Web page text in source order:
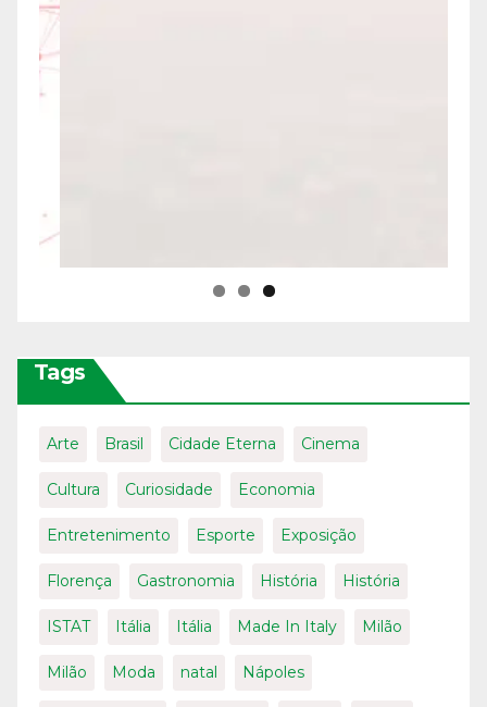
Tags
Arte Brasil Cidade Eterna Cinema
Cultura Curiosidade Economia
Entretenimento Esporte Exposição
Florença Gastronomia História História
ISTAT Itália Itália Made In Italy Milão
Milão Moda natal Nápoles